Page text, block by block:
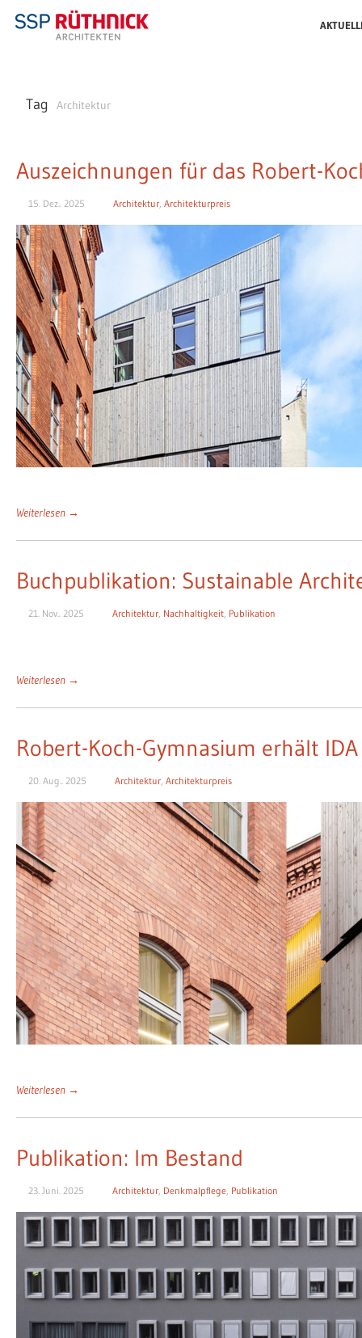
Tag Architektur
Auszeichnungen für das Robert-
15. Dez.. 2025 Architektur, Architekturpreis
Weiterlesen →
Buchpublikation: Sustainable
21. Nov.. 2025 Architektur, Nachhaltigkeit, Publikation
Weiterlesen →
Robert-Koch-Gymnasium erhält
20. Aug.. 2025 Architektur, Architekturpreis
Weiterlesen →
Publikation: Im Bestand
23. Juni. 2025 Architektur, Denkmalpflege, Publikation